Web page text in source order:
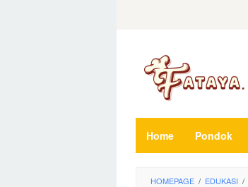
Home Pondok
HOMEPAGE / EDUKASI /